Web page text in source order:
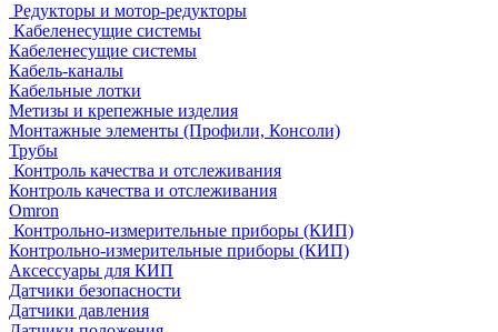
Редукторы и мотор-редукторы
Кабеленесущие системы
Кабеленесущие системы
Кабель-каналы
Кабельные лотки
Метизы и крепежные изделия
Монтажные элементы (Профили, Консоли)
Трубы
Контроль качества и отслеживания
Контроль качества и отслеживания
Omron
Контрольно-измерительные приборы (КИП)
Контрольно-измерительные приборы (КИП)
Аксессуары для КИП
Датчики безопасности
Датчики давления